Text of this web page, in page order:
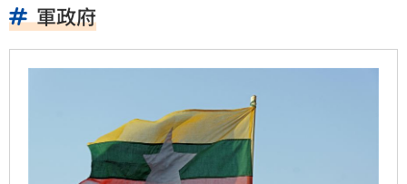
軍政府